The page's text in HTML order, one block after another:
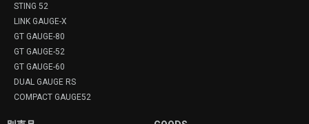
STING 52
LINK GAUGE-X
GT GAUGE-80
GT GAUGE-52
GT GAUGE-60
DUAL GAUGE RS
COMPACT GAUGE52